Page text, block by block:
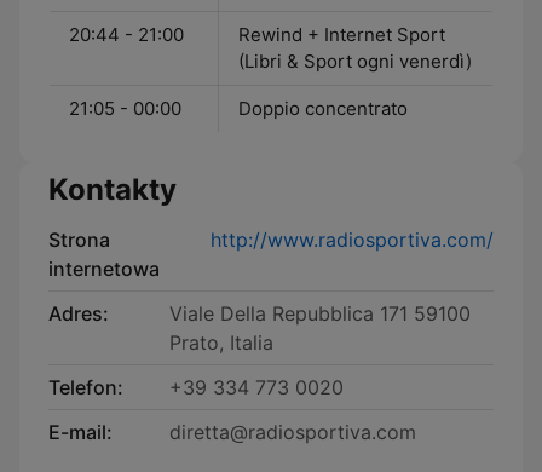
20:44 - 21:00
Rewind + Internet Sport
(Libri & Sport ogni venerdì)
21:05 - 00:00 Doppio concentrato
Kontakty
Strona
internetowa
http://www.radiosportiva.com/
Adres:
Viale Della Repubblica 171 59100
Prato, Italia
Telefon:
+39 334 773 0020
E-mail:
diretta@radiosportiva.com